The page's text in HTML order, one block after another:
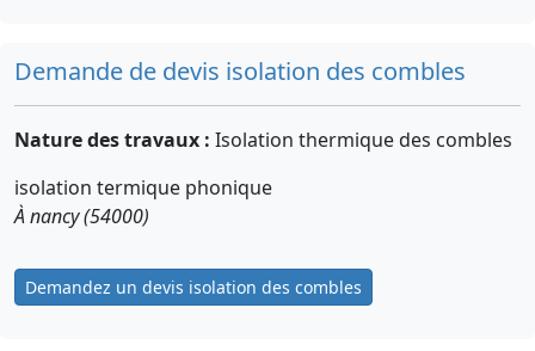
Demande de devis isolation des combles
Nature des travaux : Isolation thermique des combles
isolation termique phonique
À nancy (54000)
Demandez un devis isolation des combles